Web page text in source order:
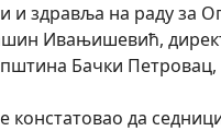
и здравља на раду за
Ивањишевић,
Бачки
да